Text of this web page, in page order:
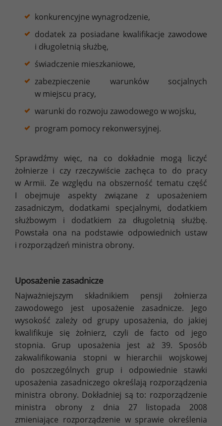
konkurencyjne wynagrodzenie,
dodatek za posiadane kwalifikacje zawodowe
i długoletnią służbę,
świadczenie mieszkaniowe,
zabezpieczenie warunków socjalnych
w miejscu pracy,
warunki do rozwoju zawodowego w wojsku,
program pomocy rekonwersyjnej.
Sprawdźmy więc, na co dokładnie mogą liczyć
żołnierze i czy rzeczywiście zachęca to do pracy
w Armii. Ze względu na obszerność tematu część
I obejmuje aspekty związane z uposażeniem
zasadniczym, dodatkami specjalnymi, dodatkiem
służbowym i dodatkiem za długoletnią służbę.
Powstała ona na podstawie odpowiednich ustaw
i rozporządzeń ministra obrony.
Uposażenie zasadnicze
Najważniejszym składnikiem pensji żołnierza
zawodowego jest uposażenie zasadnicze. Jego
wysokość zależy od grupy uposażenia, do jakiej
kwalifikuje się żołnierz, czyli de facto od jego
stopnia. Grup uposażenia jest aż 39. Sposób
zakwalifikowania stopni w hierarchii wojskowej
do poszczególnych grup i odpowiednie stawki
uposażenia zasadniczego określają rozporządzenia
ministra obrony. Dokładniej są to: rozporządzenie
ministra obrony z dnia 27 listopada 2008
zmieniające rozporządzenie w sprawie określenia